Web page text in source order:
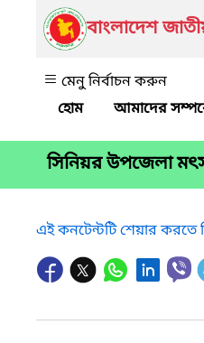
বাংলাদেশ
মেনু নির্বাচন করুন
আমাদের
সিনিয়র উপজেলা
এই কনটেন্টটি শেয়ার